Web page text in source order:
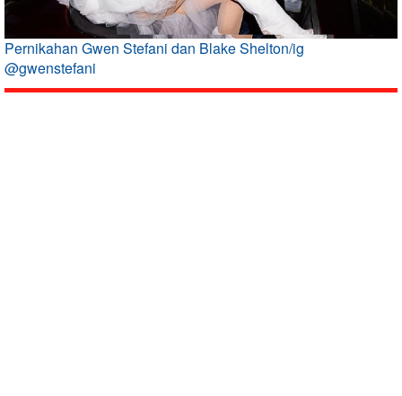
Pernikahan Gwen Stefani dan Blake Shelton/ig
@gwenstefani